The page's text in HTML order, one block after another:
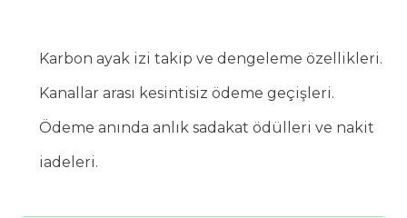
Karbon ayak izi takip ve dengeleme özellikleri.
Kanallar arası kesintisiz ödeme geçişleri.
Ödeme anında anlık sadakat ödülleri ve nakit
iadeleri.